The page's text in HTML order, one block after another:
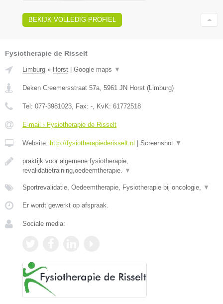
BEKIJK VOLLEDIG PROFIEL
Fysiotherapie de Risselt
Limburg » Horst Google maps ▼
Deken Creemersstraat 57a 5961 JN Horst ( Limburg)
Tel: 077-3981023 , Fax: - , KvK: 61772518
E-mail › Fysiotherapie de Risselt
Website: http://fysiotherapiederisselt.nl Screenshot ▼
praktijk voor algemene fysiotherapie,
revalidatietraining,oedeemtherapie.
▼
Sportrevalidatie, Oedeemtherapie, Fysiotherapie bij oncologie, ▼
Er wordt gewerkt op afspraak.
Sociale media: